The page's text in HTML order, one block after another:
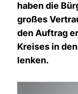
haben die
großes
den Auftrag
Kreises in
lenken.